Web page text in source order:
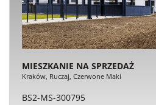
MIESZKANIE NA SPRZEDAŻ
Kraków, Ruczaj, Czerwone Maki
BS2-MS-300795